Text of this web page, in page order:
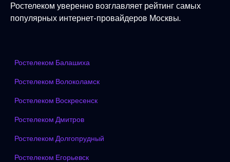
Ростелеком уверенно возглавляет рейтинг самых
популярных интернет-провайдеров Москвы.
Ростелеком Балашиха
Ростелеком Волоколамск
Ростелеком Воскресенск
Ростелеком Дмитров
Ростелеком Долгопрудный
Ростелеком Егорьевск